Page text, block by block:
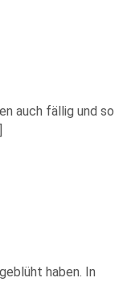
auch fällig und so
haben. In